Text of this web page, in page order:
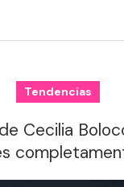
Tendencias
Cecilia